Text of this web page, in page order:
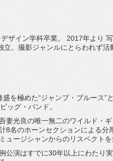
ザイン学科卒業。 2017年より
立。撮影ジャンルにとらわれず
を極めた“ジャンプ・ブルース”
ッグ・バンド。
妻光良の唯一無二のワイルド・
8名のホーンセクションによる分
ュージシャンからのリスペクトを
公演はすでに30年以 上にわたり